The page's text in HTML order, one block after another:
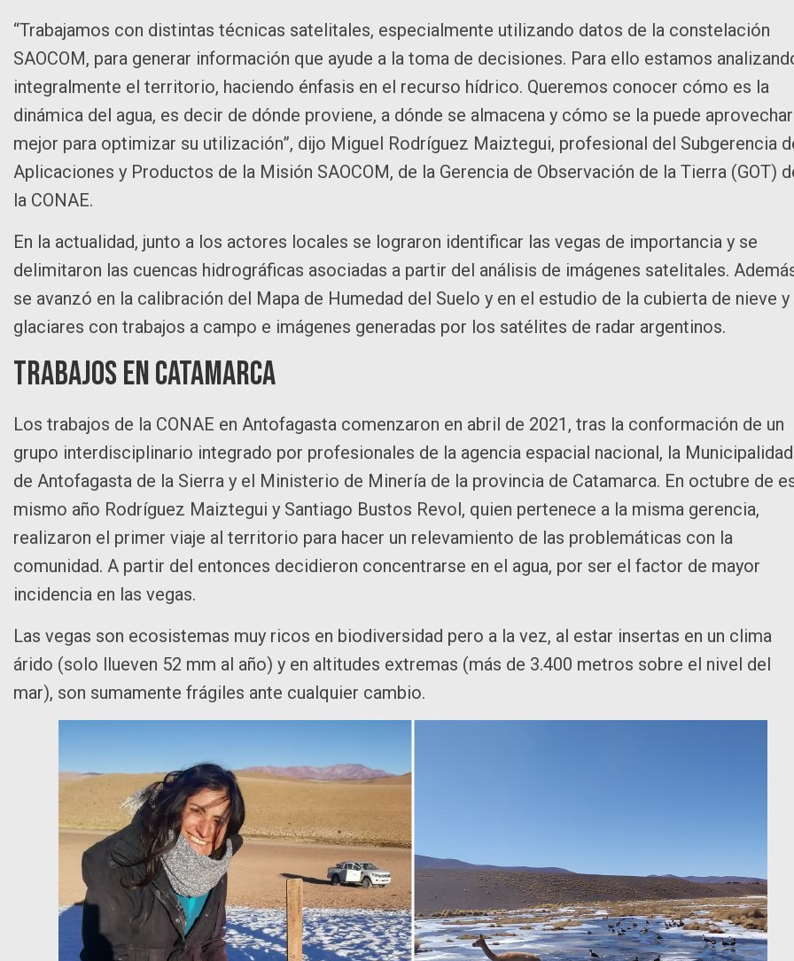
“Trabajamos con distintas técnicas satelitales, especialmente utilizando datos de la constelación
SAOCOM, para generar información que ayude a la toma de decisiones. Para ello estamos
integralmente el territorio, haciendo énfasis en el recurso hídrico. Queremos conocer cómo es la
dinámica del agua, es decir de dónde proviene, a dónde se almacena y cómo se la puede aprovechar
mejor para optimizar su utilización”, dijo Miguel Rodríguez Maiztegui, profesional del Subgerencia
Aplicaciones y Productos de la Misión SAOCOM, de la Gerencia de Observación de la Tierra (GOT)
la CONAE.
En la actualidad, junto a los actores locales se lograron identificar las vegas de importancia y se
delimitaron las cuencas hidrográficas asociadas a partir del análisis de imágenes satelitales.
se avanzó en la calibración del Mapa de Humedad del Suelo y en el estudio de la cubierta de nieve y
glaciares con trabajos a campo e imágenes generadas por los satélites de radar argentinos.
Trabajos en Catamarca
Los trabajos de la CONAE en Antofagasta comenzaron en abril de 2021, tras la conformación de un
grupo interdisciplinario integrado por profesionales de la agencia espacial nacional, la Municipalidad
de Antofagasta de la Sierra y el Ministerio de Minería de la provincia de Catamarca. En octubre de
mismo año Rodríguez Maiztegui y Santiago Bustos Revol, quien pertenece a la misma gerencia,
realizaron el primer viaje al territorio para hacer un relevamiento de las problemáticas con la
comunidad. A partir del entonces decidieron concentrarse en el agua, por ser el factor de mayor
incidencia en las vegas.
Las vegas son ecosistemas muy ricos en biodiversidad pero a la vez, al estar insertas en un clima
árido (solo llueven 52 mm al año) y en altitudes extremas (más de 3.400 metros sobre el nivel del
mar), son sumamente frágiles ante cualquier cambio.